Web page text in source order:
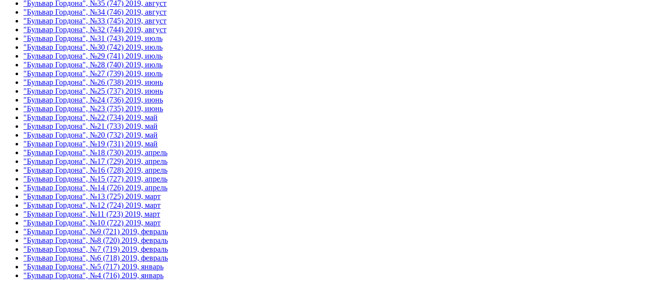
"Бульвар Гордона", №35 (747) 2019, август
"Бульвар Гордона", №34 (746) 2019, август
"Бульвар Гордона", №33 (745) 2019, август
"Бульвар Гордона", №32 (744) 2019, август
"Бульвар Гордона", №31 (743) 2019, июль
"Бульвар Гордона", №30 (742) 2019, июль
"Бульвар Гордона", №29 (741) 2019, июль
"Бульвар Гордона", №28 (740) 2019, июль
"Бульвар Гордона", №27 (739) 2019, июль
"Бульвар Гордона", №26 (738) 2019, июнь
"Бульвар Гордона", №25 (737) 2019, июнь
"Бульвар Гордона", №24 (736) 2019, июнь
"Бульвар Гордона", №23 (735) 2019, июнь
"Бульвар Гордона", №22 (734) 2019, май
"Бульвар Гордона", №21 (733) 2019, май
"Бульвар Гордона", №20 (732) 2019, май
"Бульвар Гордона", №19 (731) 2019, май
"Бульвар Гордона", №18 (730) 2019, апрель
"Бульвар Гордона", №17 (729) 2019, апрель
"Бульвар Гордона", №16 (728) 2019, апрель
"Бульвар Гордона", №15 (727) 2019, апрель
"Бульвар Гордона", №14 (726) 2019, апрель
"Бульвар Гордона", №13 (725) 2019, март
"Бульвар Гордона", №12 (724) 2019, март
"Бульвар Гордона", №11 (723) 2019, март
"Бульвар Гордона", №10 (722) 2019, март
"Бульвар Гордона", №9 (721) 2019, февраль
"Бульвар Гордона", №8 (720) 2019, февраль
"Бульвар Гордона", №7 (719) 2019, февраль
"Бульвар Гордона", №6 (718) 2019, февраль
"Бульвар Гордона", №5 (717) 2019, январь
"Бульвар Гордона", №4 (716) 2019, январь